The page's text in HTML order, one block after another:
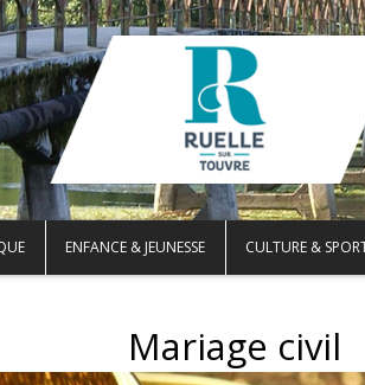
ENFANCE & JEUNESSE CULTURE &
Mariage civil